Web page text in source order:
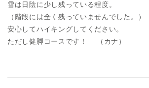
雪は日陰に少し残っている程度。
（階段には全く残っていませんでした。）
安心してハイキングしてください。
ただし健脚コースです！ （カナ）